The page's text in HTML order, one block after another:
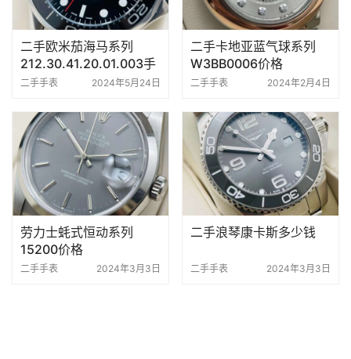
二手欧米茄海马系列
212.30.41.20.01.003手
表价格
二手手表 2024年5月24日
二手卡地亚蓝气球系列
W3BB0006价格
二手手表 2024年2月4日
劳力士蚝式恒动系列
15200价格
二手手表 2024年3月3日
二手浪琴康卡斯多少钱
二手手表 2024年3月3日